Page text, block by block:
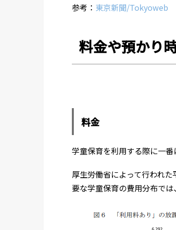
参考： 東京新聞/Tokyoweb
料金や預かり
料金
学童保育を利用する際に一番
厚生労働省によって行われ
要な学童保育の費用分布では